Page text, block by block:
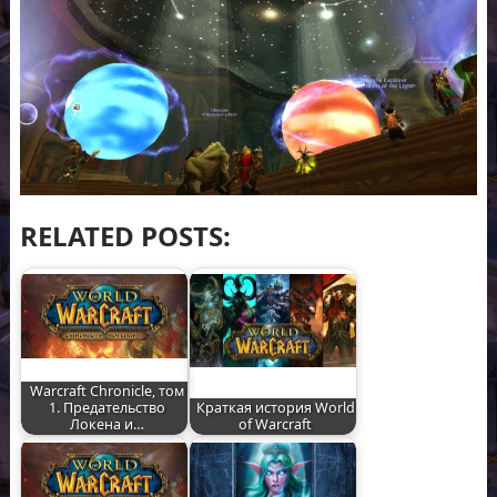
RELATED POSTS:
Warcraft Chronicle, том
1. Предательство
Локена и…
Краткая история World
of Warcraft